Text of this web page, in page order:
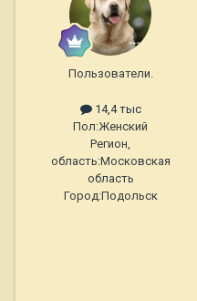
Пользователи.
14,4 тыс
Пол:Женский
Регион,
область:Московская
область
Город:Подольск